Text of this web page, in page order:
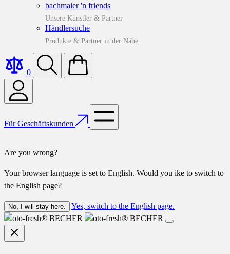
bachmaier 'n friends
Unsere Künstler & Partner
Händlersuche
Produkte & Partner in der Nähe
0
Für Geschäftskunden
Are you wrong?
Your browser language is set to English. Would you ike to switch to
the English page?
No, I will stay here. Yes, switch to the English page.